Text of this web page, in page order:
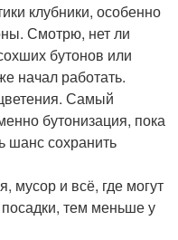
клубники, особенно
Смотрю, нет ли
бутонов или
начал работать.
Самый
бутонизация, пока
шанс сохранить
мусор и всё, где могут
тем меньше у